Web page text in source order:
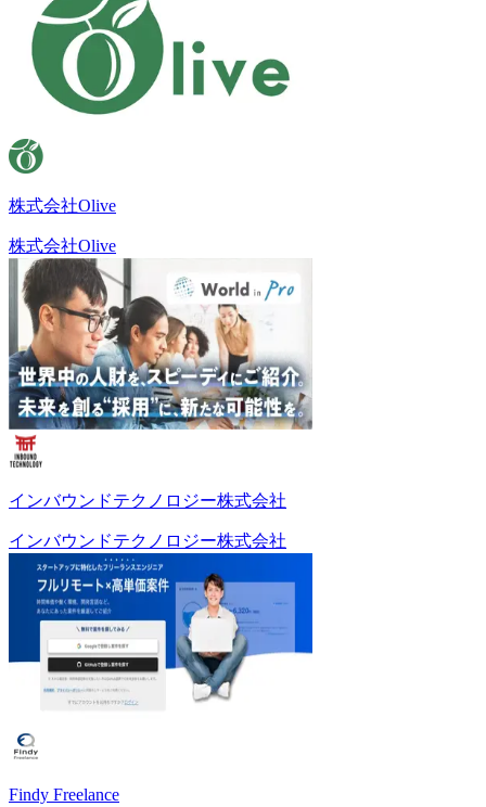
株式会社Olive
株式会社Olive
インバウンドテクノロジー株式会社
インバウンドテクノロジー株式会社
Findy Freelance